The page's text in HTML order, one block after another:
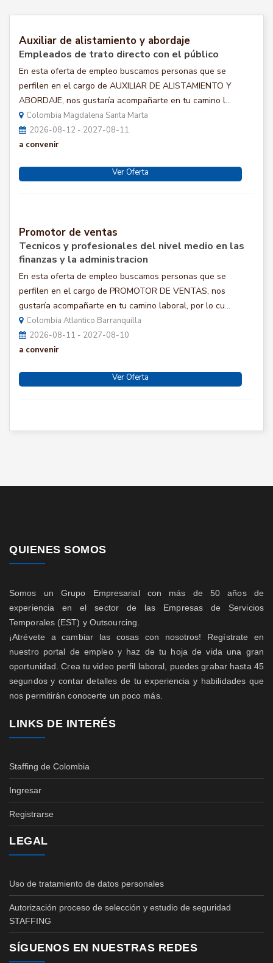
Auxiliar de alistamiento y abordaje
Empleados de trato directo con el público
En esta oferta de empleo buscamos personas que se
perfilen en el cargo de AUXILIAR DE ALISTAMIENTO Y
ABORDAJE, nos gustaría acompañarte en tu camino l...
Colombia Magdalena Santa Marta
2026-08-12 - 2027-08-11
a convenir
Ver Oferta
Promotor de ventas
Tecnicos y profesionales del nivel medio en las
finanzas y la administracion
En esta oferta de empleo buscamos personas que se
perfilen en el cargo de PROMOTOR DE VENTAS, nos
gustaría acompañarte en tu camino laboral, por lo cu...
Colombia Atlantico Barranquilla
2026-08-11 - 2027-08-10
a convenir
Ver Oferta
QUIENES SOMOS
Somos un Grupo Empresarial con más de 50 años de
experiencia en el sector de las Empresas de Servicios
Temporales (EST) y Outsourcing.
¡Atrévete a cambiar las cosas con nosotros! Regístrate en
nuestro portal de empleo y haz de tu hoja de vida una gran
oportunidad. Crea tu video perfil laboral, puedes grabar hasta 45
segundos y contar detalles de tu experiencia y habilidades que
nos permitirán conocerte un poco más.
LINKS DE INTERÉS
Staffing de Colombia
Ingresar
Registrarse
LEGAL
Uso de tratamiento de datos personales
Autorización proceso de selección y estudio de seguridad
STAFFING
SÍGUENOS EN NUESTRAS REDES